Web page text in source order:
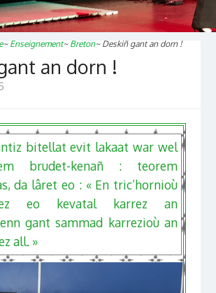
~ Enseignement~ Breton~ Deskiñ gant an dorn !
an dorn !
bitellat evit lakaat war wel
brudet-kenañ : teorem
da lâret eo : « En tric’hornioù
eo kevatal karrez an
gant sammad karrezioù an
all. »